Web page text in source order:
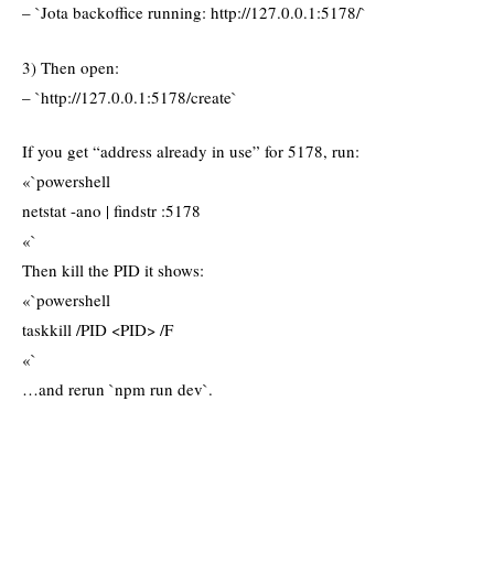
– `Jota backoffice running: http://127.0.0.1:5178/`
3) Then open:
– `http://127.0.0.1:5178/create`
If you get “address already in use” for 5178, run:
«`powershell
netstat -ano | findstr :5178
«`
Then kill the PID it shows:
«`powershell
taskkill /PID <PID> /F
«`
…and rerun `npm run dev`.